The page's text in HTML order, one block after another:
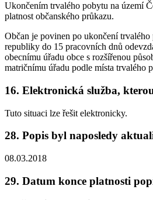
Ukončením trvalého pobytu na území
platnost občanského průkazu.
Občan je povinen po ukončení trvalého
republiky do 15 pracovních dnů
obecnímu úřadu obce s rozšířenou
matričnímu úřadu podle místa trvalého
16. Elektronická služba,
Tuto situaci lze řešit elektronicky.
28. Popis byl naposledy
08.03.2018
29. Datum konce platnosti